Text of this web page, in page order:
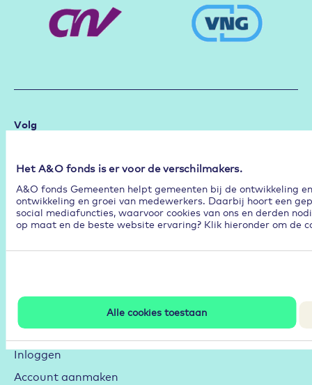
Het A&O fonds is er voor de verschilmakers.
A&O fonds Gemeenten helpt gemeenten bij de ontwikkeling
ontwikkeling en groei van medewerkers. Daarbij hoort een
social mediafuncties, waarvoor cookies van ons en derden
op maat en de beste website ervaring? Klik hieronder om de
Alle cookies toestaan
Volg
Duurzame Inzetbaarheid
Aan de slag met de RI&E
Arbeidsmarktstrategie
Leren en Ontwikkelen
Mijn A&O
Inloggen
Account aanmaken